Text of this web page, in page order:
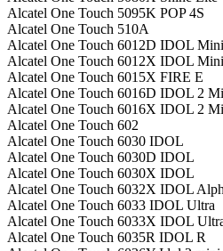
Alcatel One Touch 5095K POP 4S
Alcatel One Touch 510A
Alcatel One Touch 6012D IDOL
Alcatel One Touch 6012X IDOL Mini
Alcatel One Touch 6015X FIRE E
Alcatel One Touch 6016D IDOL 2
Alcatel One Touch 6016X IDOL 2
Alcatel One Touch 602
Alcatel One Touch 6030 IDOL
Alcatel One Touch 6030D IDOL
Alcatel One Touch 6030X IDOL
Alcatel One Touch 6032X IDOL
Alcatel One Touch 6033 IDOL Ultra
Alcatel One Touch 6033X IDOL
Alcatel One Touch 6035R IDOL R